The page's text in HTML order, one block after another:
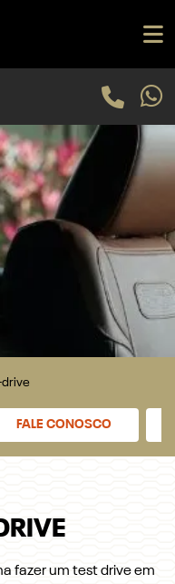
FALE CONOSCO
fazer um test drive em